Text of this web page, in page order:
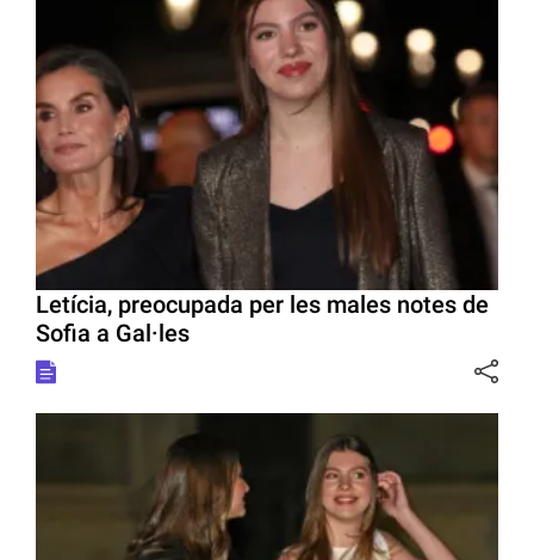
Letícia, preocupada per les males notes de
Sofia a Gal·les